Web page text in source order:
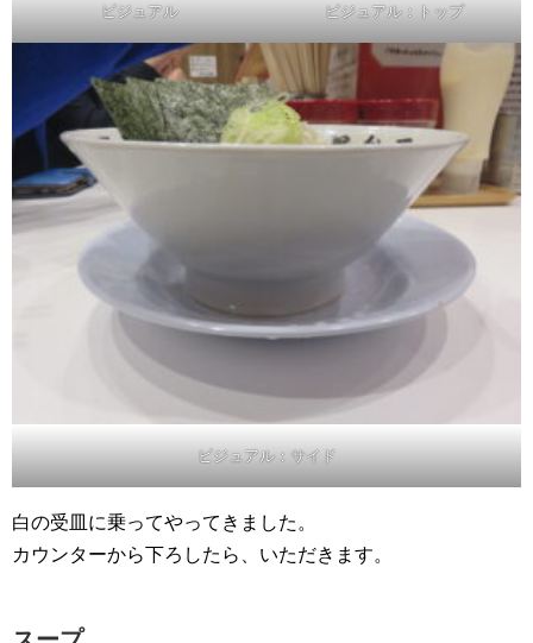
ビジュアル ビジュアル：トップ
ビジュアル：サイド
白の受皿に乗ってやってきました。
カウンターから下ろしたら、いただきます。